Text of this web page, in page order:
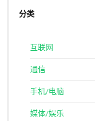
分类
互联网
通信
手机/电脑
媒体/娱乐